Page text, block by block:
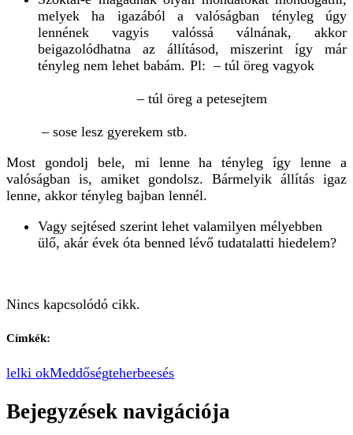
melyek ha igazából a valóságban tényleg úgy
lennének vagyis valóssá válnának, akkor
beigazolódhatna az állításod, miszerint így már
tényleg nem lehet babám. Pl: – túl öreg vagyok
– túl öreg a petesejtem
– sose lesz gyerekem stb.
Most gondolj bele, mi lenne ha tényleg így lenne a
valóságban is, amiket gondolsz. Bármelyik állítás igaz
lenne, akkor tényleg bajban lennél.
Vagy sejtésed szerint lehet valamilyen mélyebben
ülő, akár évek óta benned lévő tudatalatti hiedelem?
Nincs kapcsolódó cikk.
Címkék:
lelki okMeddőségteherbeesés
Bejegyzések navigációja